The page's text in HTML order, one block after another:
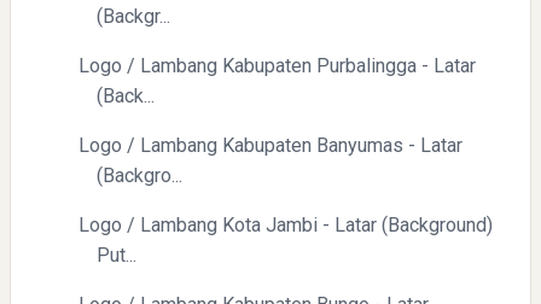
(Backgr...
Logo / Lambang Kabupaten Purbalingga - Latar
(Back...
Logo / Lambang Kabupaten Banyumas - Latar
(Backgro...
Logo / Lambang Kota Jambi - Latar (Background)
Put...